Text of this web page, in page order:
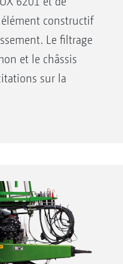
élément constructif
Le filtrage
et le châssis
sur la